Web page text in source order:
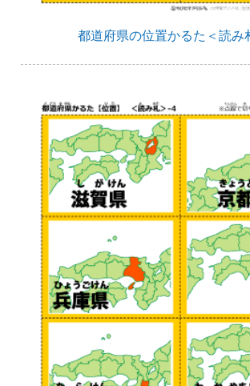
都道府県の位置かるた＜読み